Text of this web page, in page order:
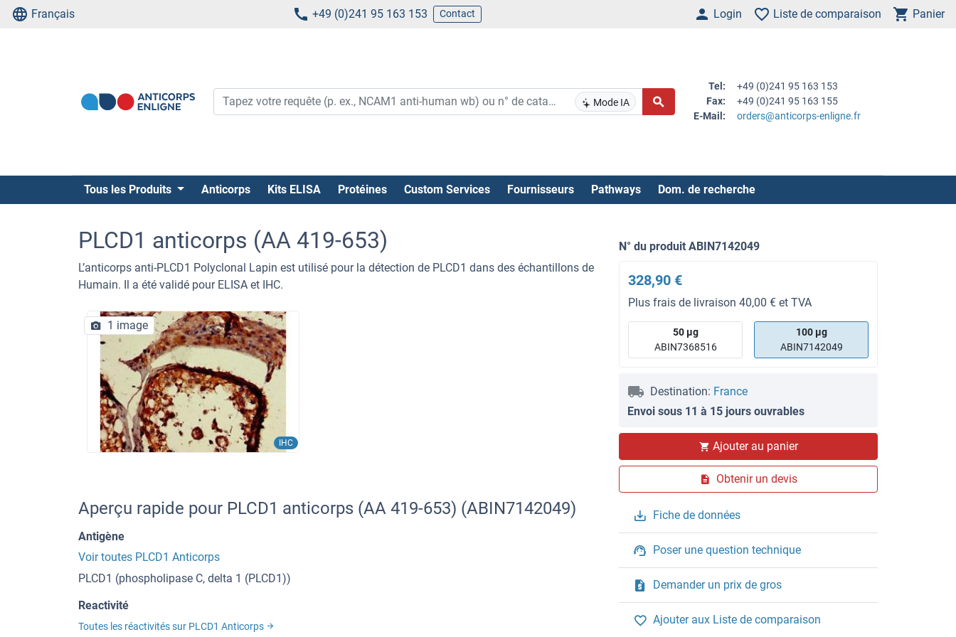
Français +49 (0)241 95 163 153 Contact Login Liste de comparaison Panier
Mode IA
Tel:
+49 (0)241 95 163 153
Fax:
+49 (0)241 95 163 155
E-Mail:
orders@anticorps-enligne.fr
Tous les Produits Anticorps Kits ELISA Protéines Custom Services Fournisseurs Pathways Dom. de recherche
PLCD1 anticorps (AA 419-653)
L’anticorps anti-PLCD1 Polyclonal Lapin est utilisé pour la détection de PLCD1 dans des échantillons de
Humain. Il a été validé pour ELISA et IHC.
IHC
1 image
N° du produit ABIN7142049
328,90 €
Plus frais de livraison 40,00 € et TVA
50 μg
ABIN7368516
100 μg
ABIN7142049
Destination: France
Envoi sous 11 à 15 jours ouvrables
Ajouter au panier
Obtenir un devis
Fiche de données
Poser une question technique
Demander un prix de gros
Ajouter aux Liste de comparaison
Aperçu rapide pour PLCD1 anticorps (AA 419-653) (ABIN7142049)
Antigène
Voir toutes PLCD1 Anticorps
PLCD1 (phospholipase C, delta 1 (PLCD1))
Reactivité
Toutes les réactivités sur PLCD1 Anticorps